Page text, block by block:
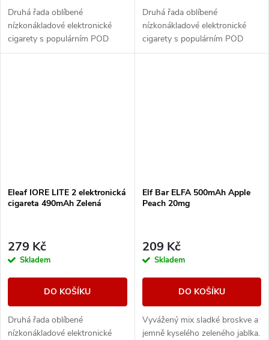
Druhá řada oblíbené
nízkonákladové elektronické
cigarety s populárním POD
systémem od společnosti Eleaf.
Druhá řada oblíbené
nízkonákladové elektronické
cigarety s populárním POD
systémem od společnosti Eleaf.
Eleaf IORE LITE 2 elektronická
cigareta 490mAh Zelená
279 Kč
Skladem
DO KOŠÍKU
Druhá řada oblíbené
nízkonákladové elektronické
Elf Bar ELFA 500mAh Apple
Peach 20mg
209 Kč
Skladem
DO KOŠÍKU
Vyvážený mix sladké broskve a
jemně kyselého zeleného jablka.